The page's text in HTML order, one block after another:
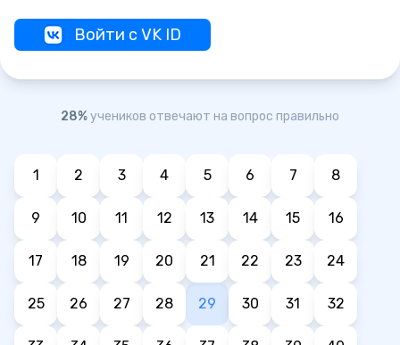
Войти с VK ID
28%учеников отвечают на вопрос правильно
1 2 3 4 5 6 7 8
9 10 11 12 13 14 15 16
17 18 19 20 21 22 23 24
25 26 27 28 29 30 31 32